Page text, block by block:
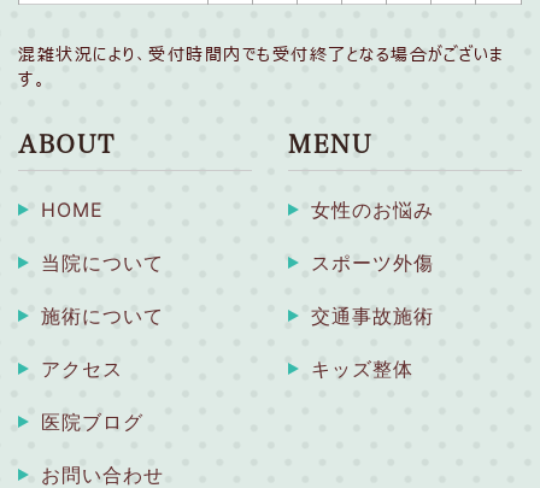
混雑状況により、受付時間内でも受付終了となる場合がございま
す。
ABOUT
HOME
当院について
施術について
アクセス
医院ブログ
お問い合わせ
MENU
女性のお悩み
スポーツ外傷
交通事故施術
キッズ整体